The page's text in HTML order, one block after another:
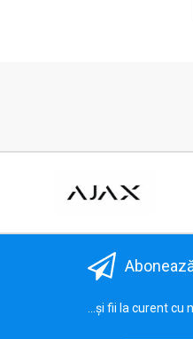
...și fii la curent cu